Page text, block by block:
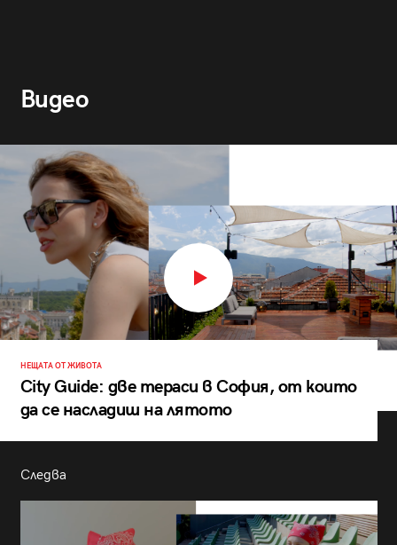
Видео
НЕЩАТА ОТ ЖИВОТА
City Guide: две тераси в София, от които
да се насладиш на лятото
Следва